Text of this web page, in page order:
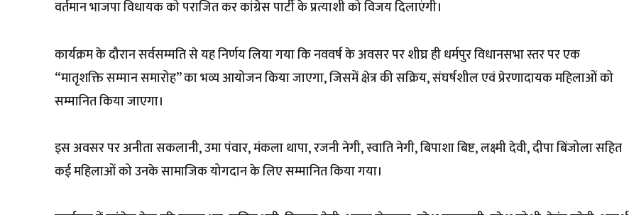
वर्तमान भाजपा विधायक को पराजित कर कांग्रेस पार्टी के प्रत्याशी को विजय दिलाएंगी।
कार्यक्रम के दौरान सर्वसम्मति से यह निर्णय लिया गया कि नववर्ष के अवसर पर शीघ्र ही धर्मपुर विधानसभा स्तर पर एक
“मातृशक्ति सम्मान समारोह” का भव्य आयोजन किया जाएगा, जिसमें क्षेत्र की सक्रिय, संघर्षशील एवं प्रेरणादायक महिलाओं को
सम्मानित किया जाएगा।
इस अवसर पर अनीता सकलानी, उमा पंवार, मंकला थापा, रजनी नेगी, स्वाति नेगी, बिपाशा बिष्ट, लक्ष्मी देवी, दीपा बिंजोला सहित
कई महिलाओं को उनके सामाजिक योगदान के लिए सम्मानित किया गया।